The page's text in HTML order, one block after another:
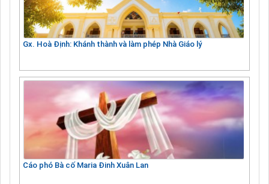
Gx. Hoà Định: Khánh thành và làm phép Nhà Giáo lý
Cáo phó Bà cố Maria Đinh Xuân Lan